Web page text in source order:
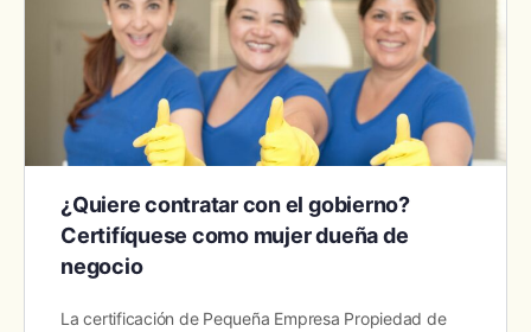
¿Quiere contratar con el gobierno?
Certifíquese como mujer dueña de
negocio
La certificación de Pequeña Empresa Propiedad de